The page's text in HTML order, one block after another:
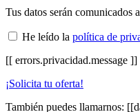
Tus datos serán comunicados
He leído la política de
[[ errors.privacidad.message ]]
¡Solicita tu oferta!
También puedes llamarnos: